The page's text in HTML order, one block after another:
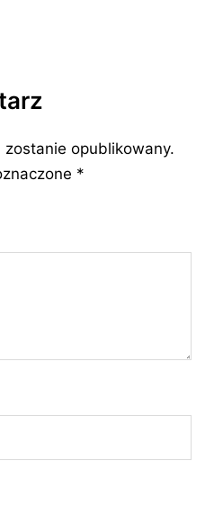
opublikowany.
*